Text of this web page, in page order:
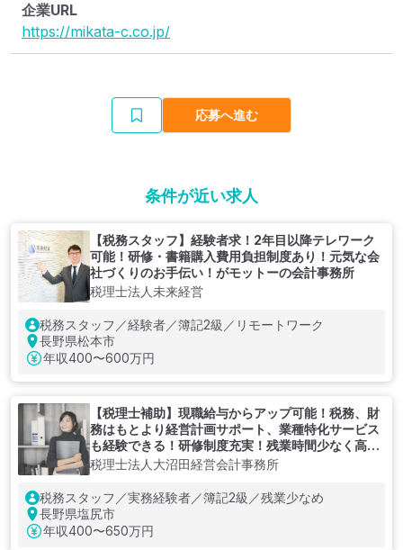
企業URL
https://mikata-c.co.jp/
応募へ進む
条件が近い求人
【税務スタッフ】経験者求！2年目以降テレワーク
可能！研修・書籍購入費用負担制度あり！元気な会
社づくりのお手伝い！がモットーの会計事務所
税理士法人未来経営
税務スタッフ／経験者／簿記2級／リモートワーク
長野県松本市
年収400〜600万円
【税理士補助】現職給与からアップ可能！税務、財
務はもとより経営計画サポート、業種特化サービス
も経験できる！研修制度充実！残業時間少なく高給
与を目指せる税理士法人
税理士法人大沼田経営会計事務所
税務スタッフ／実務経験者／簿記2級／残業少なめ
長野県塩尻市
年収400〜650万円